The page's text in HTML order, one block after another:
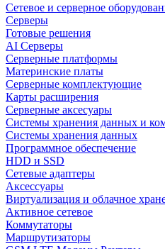
Сетевое и серверное
Cерверы
Готовые решения
AI Серверы
Серверные платформы
Материнские платы
Серверные комплектующие
Карты расширения
Серверные аксесуары
Системы хранения данных и
Системы хранения данных
Программное обеспечение
HDD и SSD
Сетевые адаптеры
Аксессуары
Виртуализация и облачное
Активное сетевое
Коммутаторы
Маршрутизаторы